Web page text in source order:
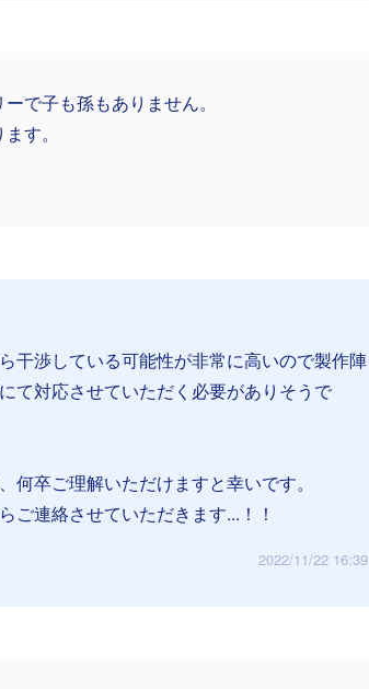
で子も孫もありません。
す。
干渉している可能性が非常に高いので製作陣
て対応させていただく必要がありそうで
卒ご理解いただけますと幸いです。
ご連絡させていただきます...！！
2022/11/22 16:39